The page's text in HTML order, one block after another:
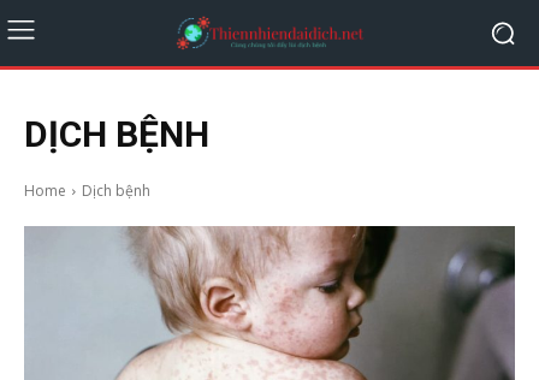
DỊCH BỆNH
Home Dịch bệnh